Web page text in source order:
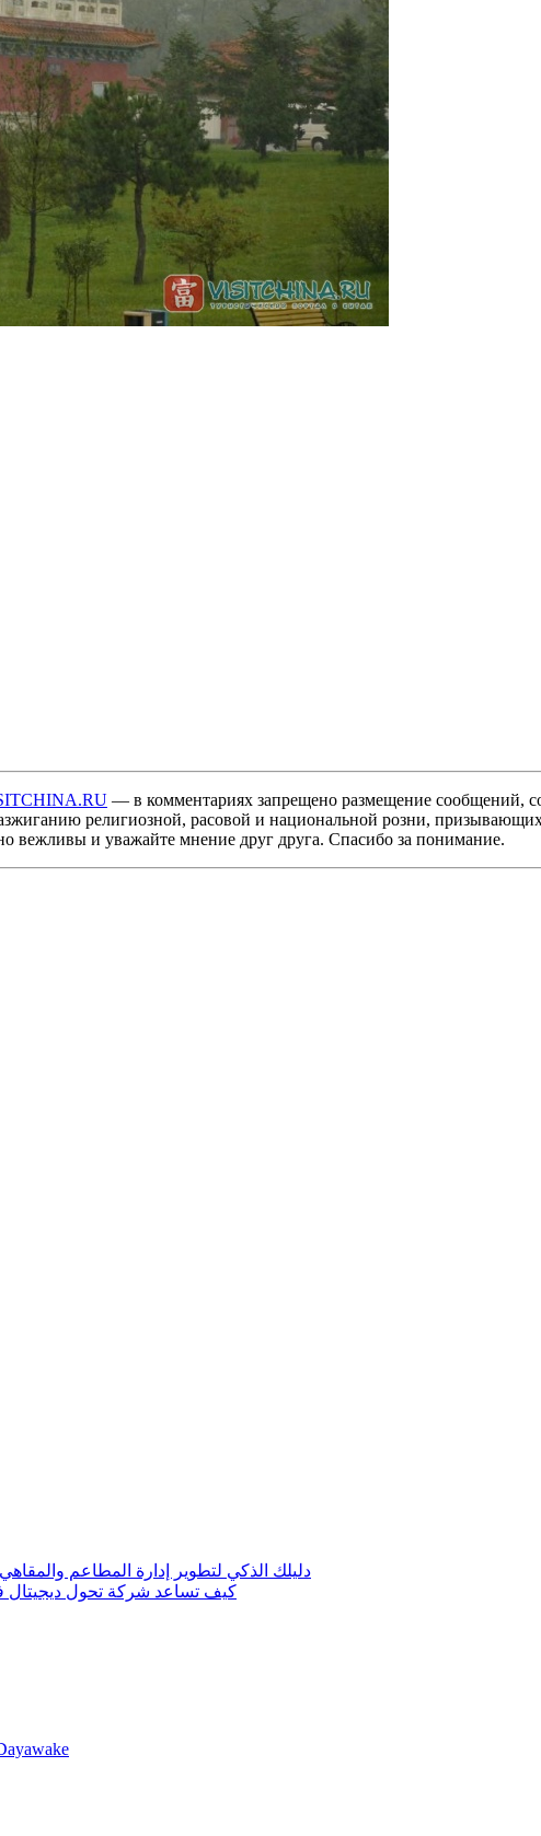
— в комментариях запрещено размещение сообщений,
религиозной, расовой и национальной розни,
вежливы и уважайте мнение друг друга. Спасибо за понимание.
دليلك الذكي لتطوير إدارة المطاعم
كيف تساعد شركة تحول ديجيتال